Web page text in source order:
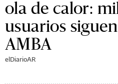
ola de calor:
usuarios
AMBA
elDiarioAR